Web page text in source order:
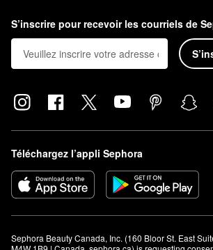
S’inscrire pour recevoir les courriels de
Téléchargez l’appli Sephora
Sephora Beauty Canada, Inc. (160 Bloor St. East